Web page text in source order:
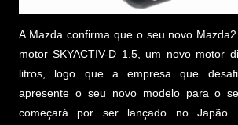
A Mazda confirma que o seu novo
motor SKYACTIV-D 1.5, um novo motor
litros, logo que a empresa que
apresente o seu novo modelo para o
começará por ser lançado no Japão.